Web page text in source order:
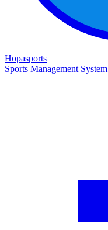
Hopasports
Sports Management System